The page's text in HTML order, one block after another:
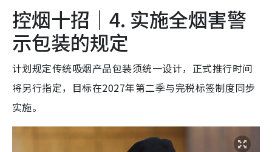
控烟十招｜4. 实施全烟害警
示包装的规定
计划规定传统吸烟产品包装须统一设计，正式推行时间
将另行指定，目标在2027年第二季与完税标签制度同步
实施。